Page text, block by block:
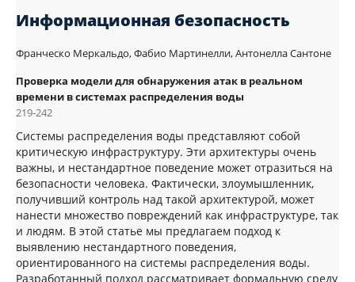
Информационная безопасность
Франческо Меркальдо, Фабио Мартинелли, Антонелла Сантоне
Проверка модели для обнаружения атак в реальном
времени в системах распределения воды
219-242
Системы распределения воды представляют собой
критическую инфраструктуру. Эти архитектуры очень
важны, и нестандартное поведение может отразиться на
безопасности человека. Фактически, злоумышленник,
получивший контроль над такой архитектурой, может
нанести множество повреждений как инфраструктуре, так
и людям. В этой статье мы предлагаем подход к
выявлению нестандартного поведения,
ориентированного на системы распределения воды.
Разработанный подход рассматривает формальную среду